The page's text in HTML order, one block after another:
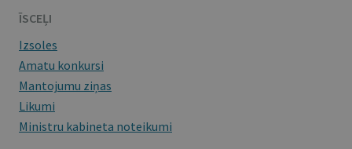
ĪSCEĻI
Izsoles
Amatu konkursi
Mantojumu ziņas
Likumi
Ministru kabineta noteikumi